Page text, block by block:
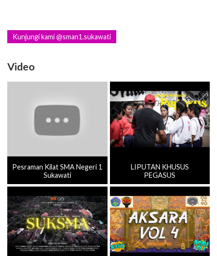
Kunjungi kami @sman1.sukawati
Video
Pesraman Kilat SMA Negeri 1
Sukawati
LIPUTAN KHUSUS
PEGASUS